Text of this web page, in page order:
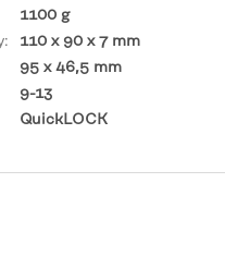
1100 g
:
110 x 90 x 7 mm
95 x 46,5 mm
9-13
QuickLOCK